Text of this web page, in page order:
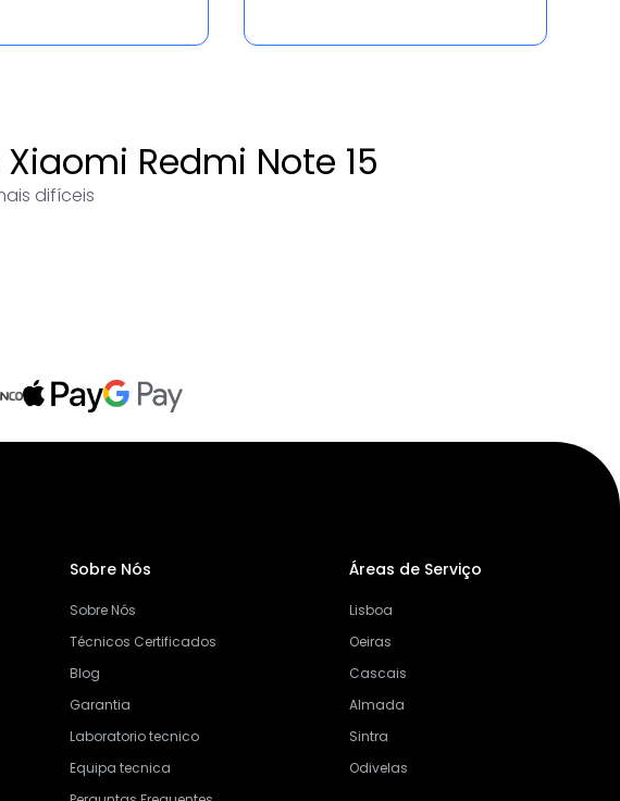
Redmi Note 15
difíceis
Sobre Nós
Sobre Nós
Técnicos Certificados
Blog
Garantia
Laboratorio tecnico
Equipa tecnica
Áreas de Serviço
Lisboa
Oeiras
Cascais
Almada
Sintra
Odivelas